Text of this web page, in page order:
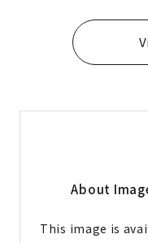
About
This image is